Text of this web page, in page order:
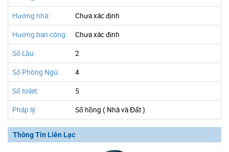
Hướng nhà: Chưa xác định
Hướng ban công: Chưa xác định
Số Lầu: 2
Số Phòng Ngủ: 4
Số toilet: 5
Pháp lý: Sổ hồng ( Nhà và Đất )
Thông Tin Liên Lạc